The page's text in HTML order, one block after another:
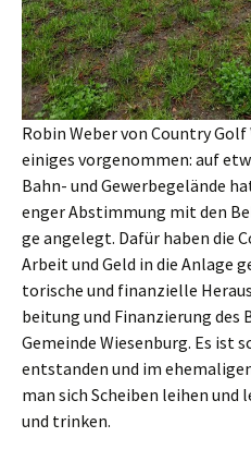
Robin Weber von Coun­try
eini­ges vor­ge­nom­men: auf
Bahn- und Gewer­be­ge­län­de
enger Abstim­mung mit den
ge ange­legt. Dafür haben die
Arbeit und Geld in die Anla­ge
to­ri­sche und finan­zi­el­le
bei­tung und Finan­zie­rung des
Gemein­de Wie­sen­burg. Es ist
ent­stan­den und im
man sich Schei­ben lei­hen und
und trinken.